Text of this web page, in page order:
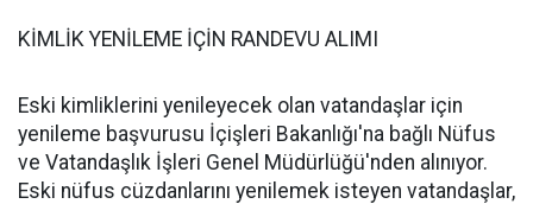
KİMLİK YENİLEME İÇİN RANDEVU ALIMI
Eski kimliklerini yenileyecek olan vatandaşlar için
yenileme başvurusu İçişleri Bakanlığı'na bağlı Nüfus
ve Vatandaşlık İşleri Genel Müdürlüğü'nden alınıyor.
Eski nüfus cüzdanlarını yenilemek isteyen vatandaşlar,